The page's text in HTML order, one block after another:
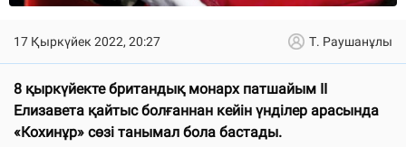
17 Қыркүйек 2022, 20:27 Т. Раушанұлы
8 қыркүйекте британдық монарх патшайым ІІ
Елизавета қайтыс болғаннан кейін үнділер арасында
«Кохинұр» сөзі танымал бола бастады.